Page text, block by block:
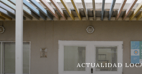
ACTUALIDAD